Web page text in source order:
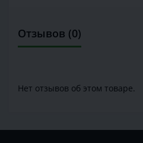
Отзывов (0)
Нет отзывов об этом товаре.